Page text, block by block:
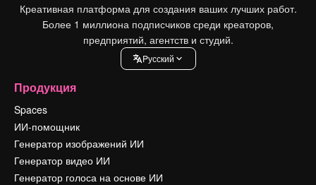
Креативная платформа для создания ваших лучших работ.
Более 1 миллиона подписчиков среди креаторов,
предприятий, агентств и студий.
Pусский
Продукция
Spaces
ИИ-помощник
Генератор изображений ИИ
Генератор видео ИИ
Генератор голоса на основе ИИ